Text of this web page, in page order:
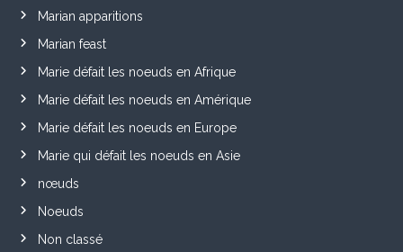
Marian apparitions
Marian feast
Marie défait les noeuds en Afrique
Marie défait les noeuds en Amérique
Marie défait les noeuds en Europe
Marie qui défait les noeuds en Asie
nœuds
Noeuds
Non classé